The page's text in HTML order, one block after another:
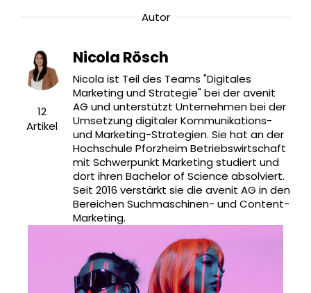
Autor
12
Artikel
Nicola Rösch
Nicola ist Teil des Teams "Digitales
Marketing und Strategie" bei der avenit
AG und unterstützt Unternehmen bei der
Umsetzung digitaler Kommunikations-
und Marketing-Strategien. Sie hat an der
Hochschule Pforzheim Betriebswirtschaft
mit Schwerpunkt Marketing studiert und
dort ihren Bachelor of Science absolviert.
Seit 2016 verstärkt sie die avenit AG in den
Bereichen Suchmaschinen- und Content-
Marketing.